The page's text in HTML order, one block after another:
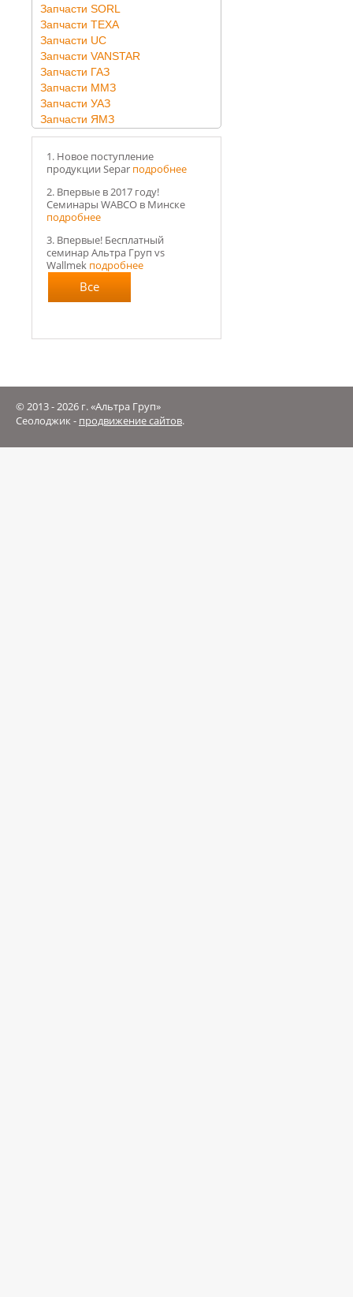
Запчасти SORL
Запчасти TEXA
Запчасти UC
Запчасти VANSTAR
Запчасти ГАЗ
Запчасти ММЗ
Запчасти УАЗ
Запчасти ЯМЗ
1. Новое поступление
продукции Separ подробнее
2. Впервые в 2017 году!
Семинары WABCO в Минске
подробнее
3. Впервые! Бесплатный
семинар Альтра Груп vs
Wallmek подробнее
Все
© 2013 - 2026 г. «Альтра Груп»
Сеолоджик - продвижение сайтов.